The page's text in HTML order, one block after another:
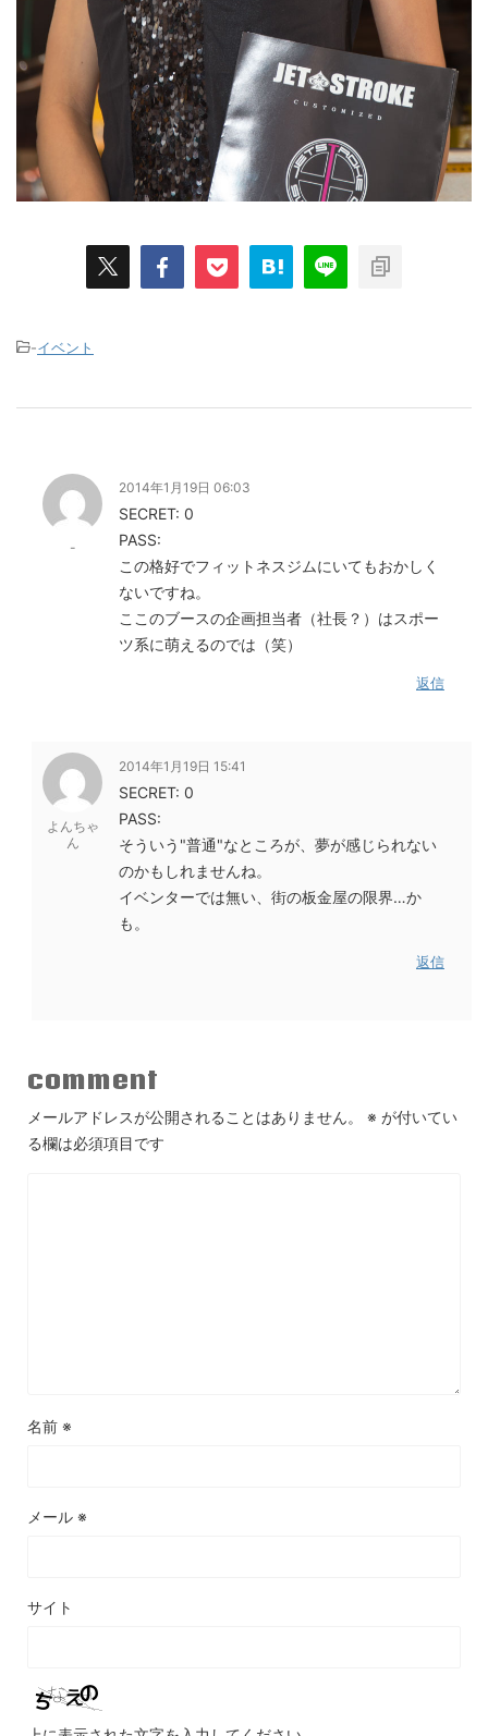
-イベント
-
2014年1月19日 06:03
SECRET: 0
PASS:
この格好でフィットネスジムにいてもおかしく
ないですね。
ここのブースの企画担当者（社長？）はスポー
ツ系に萌えるのでは（笑）
返信
よんちゃ
ん
2014年1月19日 15:41
SECRET: 0
PASS:
そういう"普通"なところが、夢が感じられない
のかもしれませんね。
イベンターでは無い、街の板金屋の限界…か
も。
返信
comment
メールアドレスが公開されることはありません。 ※ が付いてい
る欄は必須項目です
名前 ※
メール ※
サイト